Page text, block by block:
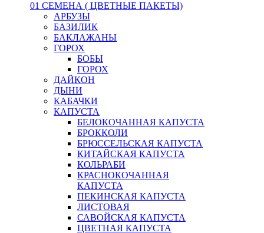
01 СЕМЕНА ( ЦВЕТНЫЕ ПАКЕТЫ)
АРБУЗЫ
БАЗИЛИК
БАКЛАЖАНЫ
ГОРОХ
БОБЫ
ГОРОХ
ДАЙКОН
ДЫНИ
КАБАЧКИ
КАПУСТА
БЕЛОКОЧАННАЯ КАПУСТА
БРОККОЛИ
БРЮССЕЛЬСКАЯ КАПУСТА
КИТАЙСКАЯ КАПУСТА
КОЛЬРАБИ
КРАСНОКОЧАННАЯ
КАПУСТА
ПЕКИНСКАЯ КАПУСТА
ЛИСТОВАЯ
САВОЙСКАЯ КАПУСТА
ЦВЕТНАЯ КАПУСТА